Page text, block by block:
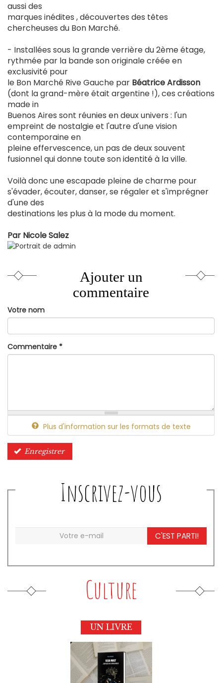
aussi des
marques inédites , découvertes des têtes
chercheuses du Bon Marché.
- Installées sous la grande verrière du 2ème étage,
rythmée par la bande son originale créée en
exclusivité pour
le Bon Marché Rive Gauche par Béatrice Ardisson
(dont la grand-mère était argentine !), ces créations
made in
Buenos Aires sont réunies en deux univers : l'un
empreint de nostalgie et l'autre d'une vision
contemporaine en
pleine effervescence, un pas de deux souvent
fusionnel qui donne toute son identité à la ville.
Voilà donc une escapade pleine de charme pour
s'évader, écouter, danser, se régaler et s'imprégner
d'une des
destinations les plus à la mode du moment.
Par Nicole Salez
Ajouter un
commentaire
Votre nom
Commentaire *
Plus d'information sur les formats de texte
Enregistrer
Inscrivez-vous
C'EST PARTI!
Culture
UN LIVRE